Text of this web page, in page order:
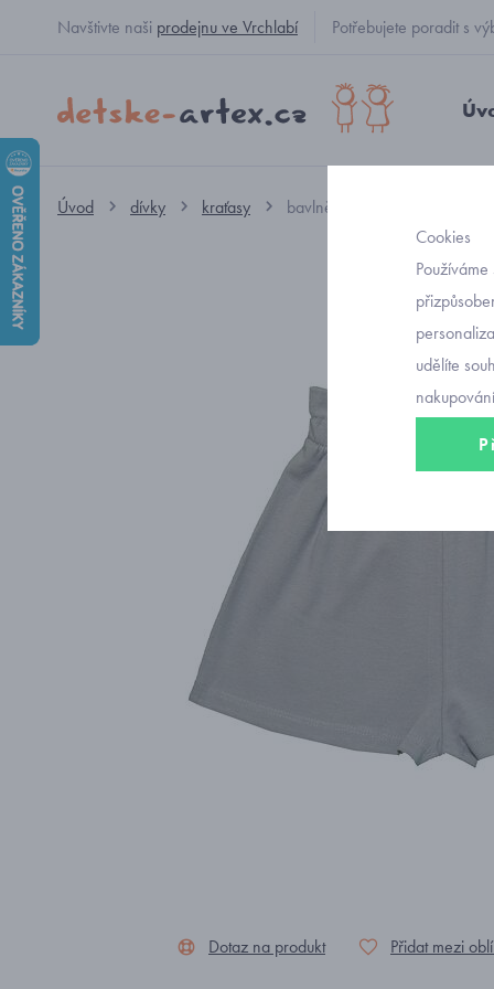
Navštivte naši prodejnu ve Vrchlabí Potřebujete poradit s
Úvod dívky kraťasy bavlněné dívčí šedé kraťasy s
Dotaz na produkt Přidat mezi
Cookies
udělíte